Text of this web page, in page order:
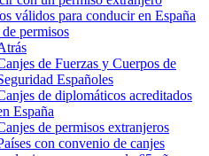
válidos para conducir en España
permisos
de Fuerzas y Cuerpos de
Españoles
de diplomáticos acreditados
España
de permisos extranjeros
con convenio de canjes